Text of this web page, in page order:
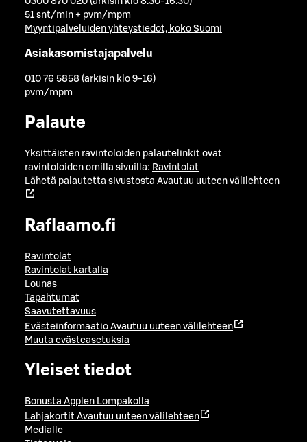
51 snt/min + pvm/mpm
Myyntipalveluiden yhteystiedot, koko Suomi
Asiakasomistajapalvelu
010 76 5858 (arkisin klo 9-16)
pvm/mpm
Palaute
Yksittäisten ravintoloiden palautelinkit ovat
ravintoloiden omilla sivuilla: Ravintolat
Lähetä palautetta sivustosta Avautuu uuteen välilehteen
Raflaamo.fi
Ravintolat
Ravintolat kartalla
Lounas
Tapahtumat
Saavutettavuus
Evästeinformaatio Avautuu uuteen välilehteen
Muuta evästeasetuksia
Yleiset tiedot
Bonusta Applen Lompakolla
Lahjakortit Avautuu uuteen välilehteen
Medialle